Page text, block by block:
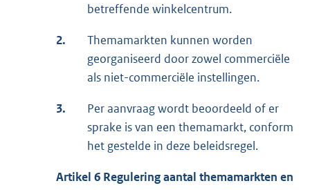
betreffende winkelcentrum.
2.
Themamarkten kunnen worden
georganiseerd door zowel commerciële
als niet-commerciële instellingen.
3.
Per aanvraag wordt beoordeeld of er
sprake is van een themamarkt, conform
het gestelde in deze beleidsregel.
Artikel 6 Regulering aantal themamarkten en